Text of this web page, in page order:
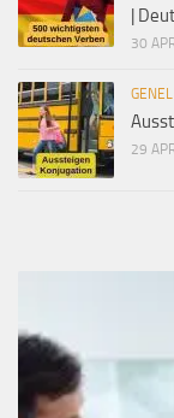
|
30
GENEL
29